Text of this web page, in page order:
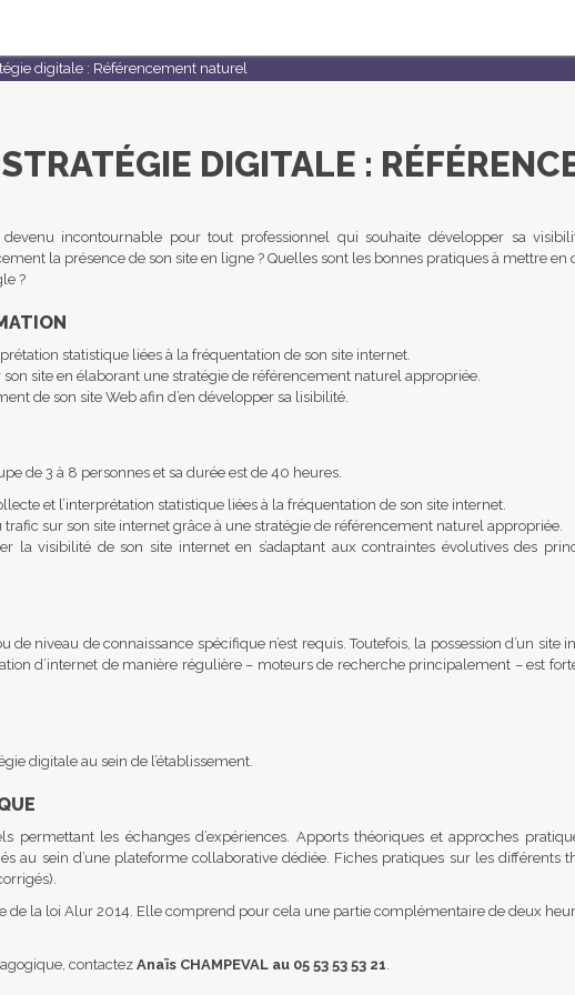
digitale : Référencement naturel
STRATÉGIE DIGITALE :
incontournable pour tout professionnel qui souhaite développer sa
la présence de son site en ligne ? Quelles sont les bonnes pratiques à mettre
?
statistique liées à la fréquentation de son site internet.
site en élaborant une stratégie de référencement naturel appropriée.
de son site Web afin d’en développer sa lisibilité.
de 3 à 8 personnes et sa durée est de 40 heures.
et l’interprétation statistique liées à la fréquentation de son site internet.
sur son site internet grâce à une stratégie de référencement naturel appropriée.
la visibilité de son site internet en s’adaptant aux contraintes évolutives des
niveau de connaissance spécifique n’est requis. Toutefois, la possession d’un site
d’internet de manière régulière – moteurs de recherche principalement – est
digitale au sein de l’établissement.
permettant les échanges d’expériences. Apports théoriques et approches
au sein d’une plateforme collaborative dédiée. Fiches pratiques sur les différents
de la loi Alur 2014. Elle comprend pour cela une partie complémentaire de deux
contactez Anaïs CHAMPEVAL au 05 53 53 53 21.